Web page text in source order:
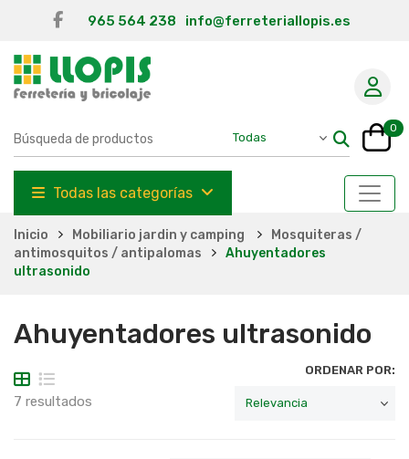
965 564 238 info@ferreteriallopis.es
0
Todas las categorías
Inicio Mobiliario jardin y camping
Mosquiteras /
antimosquitos / antipalomas
Ahuyentadores
ultrasonido
Ahuyentadores ultrasonido
7 resultados
ORDENAR POR: